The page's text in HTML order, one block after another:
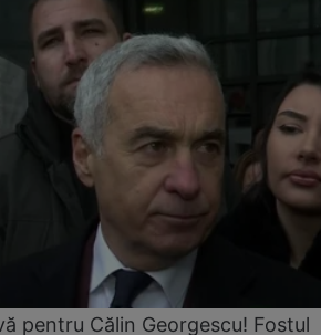
pentru Călin Georgescu! Fostul